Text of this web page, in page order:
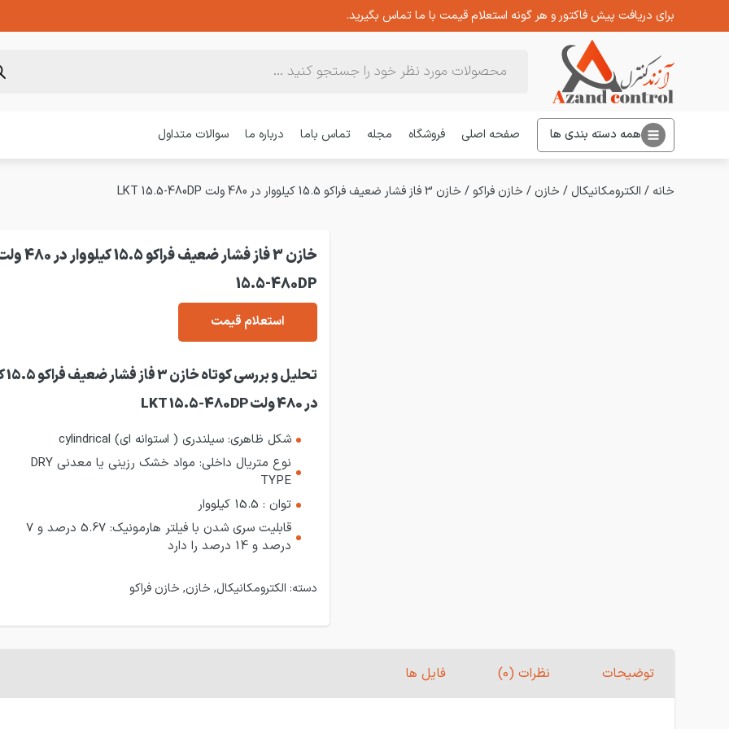
برای دریافت پیش فاکتور و هر گونه استعلام قیمت با ما تماس بگیرید.
همه دسته بندی ها صفحه اصلی فروشگاه مجله تماس باما درباره ما سوالات متداول
خانه / الکترومکانیکال / خازن / خازن فراکو / خازن 3 فاز فشار ضعیف فراکو 15.5 کیلووار در 480 ولت LKT 15.5-480DP
15.5-480DP
استعلام قیمت
در 480 ولت LKT 15.5-480DP
شکل ظاهری: سیلندری ( استوانه ای) cylindrical
نوع متریال داخلی: مواد خشک رزینی یا معدنی DRY
TYPE
توان : 15.5 کیلووا
ر
قابلیت سری شدن با فیلتر هارمونیک: 5.67 درصد و 7
درصد و 14 درصد را دارد
دسته: الکترومکانیکال, خازن, خازن فراکو
توضیحات نظرات (0) فایل ها